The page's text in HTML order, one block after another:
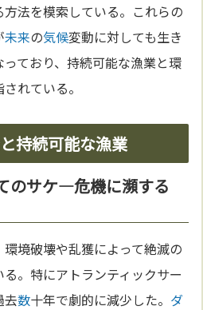
法を模索している。これらの
未来の気候変動に対しても生き
ており、持続可能な漁業と環
れている。
持続可能な漁業
のサケ—危機に瀕する
境破壊や乱獲によって絶滅の
。特にアトランティックサー
去数十年で劇的に減少した。 ダ